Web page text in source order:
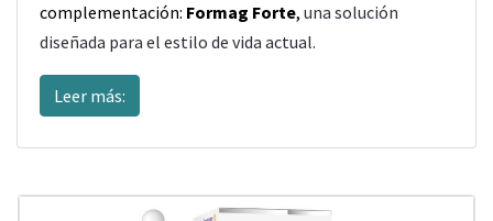
complementación: Formag Forte, una solución
diseñada para el estilo de vida actual.
Leer más: